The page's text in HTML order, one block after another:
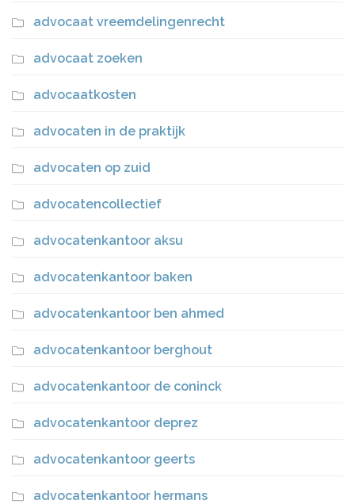
advocaat vreemdelingenrecht
advocaat zoeken
advocaatkosten
advocaten in de praktijk
advocaten op zuid
advocatencollectief
advocatenkantoor aksu
advocatenkantoor baken
advocatenkantoor ben ahmed
advocatenkantoor berghout
advocatenkantoor de coninck
advocatenkantoor deprez
advocatenkantoor geerts
advocatenkantoor hermans